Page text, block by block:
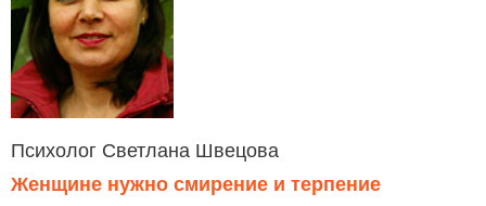
Психолог Светлана Швецова
Женщине нужно смирение и терпение